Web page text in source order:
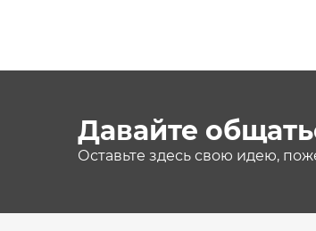
Давайте
Оставьте здесь свою идею,